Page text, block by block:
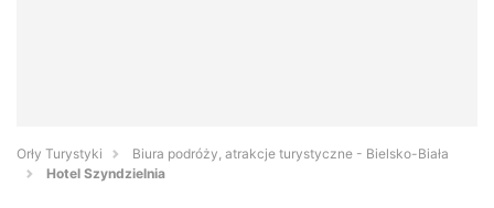
Orły Turystyki
Biura podróży, atrakcje turystyczne - Bielsko-Biała
Hotel Szyndzielnia